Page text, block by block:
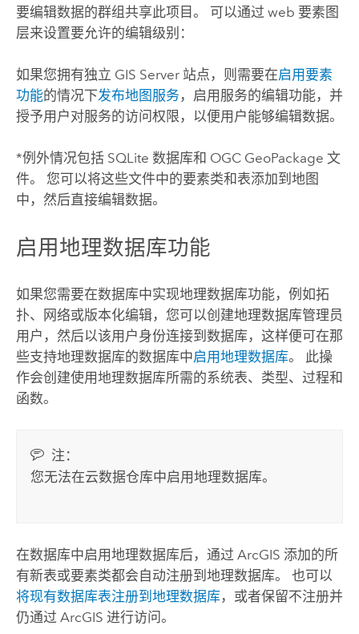
要编辑数据的群组共享此项目。 可以通过 web 要素图
层来设置要允许的编辑级别：
如果您拥有独立 GIS Server站点，则需要在启用要素
功能的情况下发布地图服务 ，启用服务的编辑功能，并
授予用户对服务的访问权限，以便用户能够编辑数据。
*例外情况包括 SQLite 数据库和 OGC GeoPackage 文
件。 您可以将这些文件中的要素类和表添加到地图
中，然后直接编辑数据。
启用地理数据库功能
如果您需要在数据库中实现地理数据库功能，例如拓
扑、网络或版本化编辑，您可以创建地理数据库管理员
用户，然后以该用户身份连接到数据库，这样便可在那
些支持地理数据库的数据库中启用地理数据库。 此操
作会创建使用地理数据库所需的系统表、类型、过程和
函数。
注：
您无法在云数据仓库中启用地理数据库。
在数据库中启用地理数据库后，通过 ArcGIS 添加的所
有新表或要素类都会自动注册到地理数据库。 也可以
将现有数据库表注册到地理数据库，或者保留不注册并
仍通过 ArcGIS 进行访问。